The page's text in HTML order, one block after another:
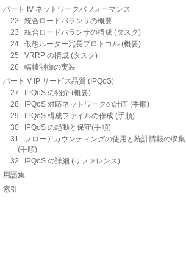
パート IV ネットワークパフォーマンス
22. 統合ロードバランサの概要
23. 統合ロードバランサの構成 (タスク)
24. 仮想ルーター冗長プロトコル (概要)
25. VRRP の構成 (タスク)
26. 輻輳制御の実装
パート V IP サービス品質 (IPQoS)
27. IPQoS の紹介 (概要)
28. IPQoS 対応ネットワークの計画 (手順)
29. IPQoS 構成ファイルの作成 (手順)
30. IPQoS の起動と保守(手順)
31. フローアカウンティングの使用と統計情報の収集
(手順)
32. IPQoS の詳細 (リファレンス)
用語集
索引